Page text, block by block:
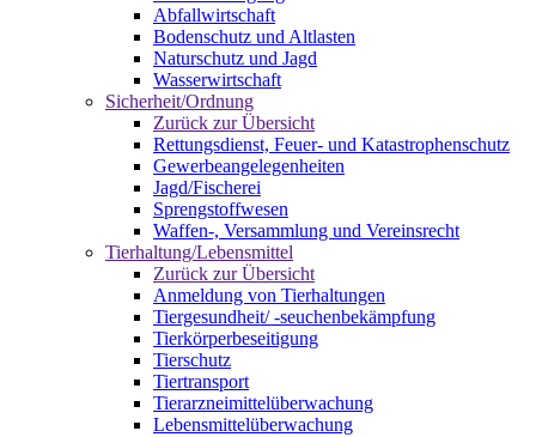
Abfallwirtschaft
Bodenschutz und Altlasten
Naturschutz und Jagd
Wasserwirtschaft
Sicherheit/Ordnung
Zurück zur Übersicht
Rettungsdienst, Feuer- und Katastrophenschutz
Gewerbeangelegenheiten
Jagd/Fischerei
Sprengstoffwesen
Waffen-, Versammlung und Vereinsrecht
Tierhaltung/Lebensmittel
Zurück zur Übersicht
Anmeldung von Tierhaltungen
Tiergesundheit/ -seuchenbekämpfung
Tierkörperbeseitigung
Tierschutz
Tiertransport
Tierarzneimittelüberwachung
Lebensmittelüberwachung